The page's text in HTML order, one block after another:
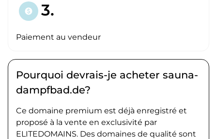
paid 3.
Paiement au vendeur
Pourquoi devrais-je acheter sauna-
dampfbad.de?
Ce domaine premium est déjà enregistré et
proposé à la vente en exclusivité par
ELITEDOMAINS. Des domaines de qualité sont